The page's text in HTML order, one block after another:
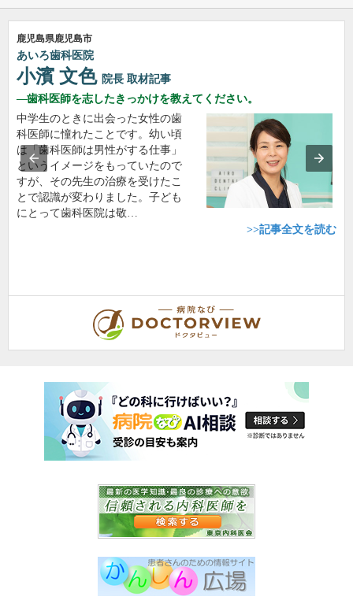
鹿児島県鹿児島市
あいろ歯科医院
小濱 文色 院長 取材記事
歯科医師を志したきっかけを教えてください。
中学生のときに出会った女性の歯
科医師に憧れたことです。幼い頃
は「歯科医師は男性がする仕事」
というイメージをもっていたので
すが、その先生の治療を受けたこ
とで認識が変わりました。子ども
にとって歯科医院は敬…
>>記事全文を読む